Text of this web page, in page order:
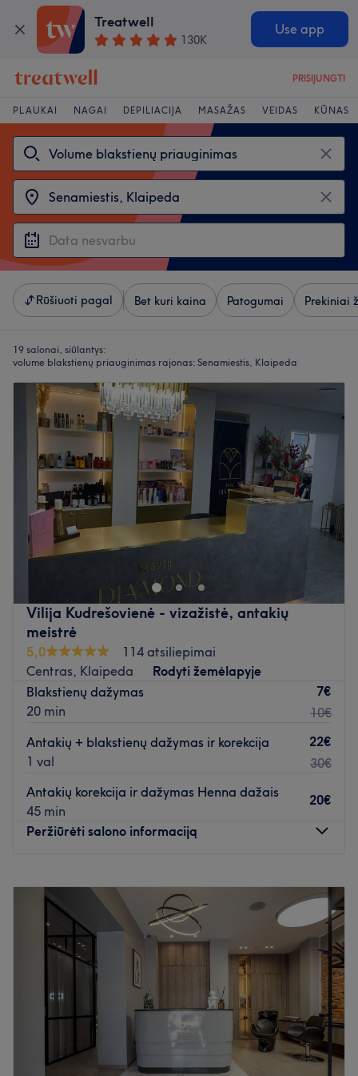
Treatwell
130K
Use app
PRISIJUNGTI
PLAUKAI NAGAI DEPILIACIJA MASAŽAS VEIDAS KŪNAS
Rūšiuoti pagal Bet kuri kaina Patogumai Prekiniai
19 salonai, siūlantys:
volume blakstienų priauginimas rajonas: Senamiestis, Klaipeda
Vilija Kudrešovienė - vizažistė, antakių
meistrė
5,0
114 atsiliepimai
Centras, Klaipeda
Rodyti žemėlapyje
Blakstienų dažymas
20 min
7€
10€
Antakių + blakstienų dažymas ir korekcija
1 val
22€
30€
Antakių korekcija ir dažymas Henna dažais
45 min
20€
Peržiūrėti salono informaciją
Antradienis
Trečiadienis
08:30 –19:00
Ketvirtadienis
Penktadienis
08:30–19:00
Šeštadienis
06:30
Sekmadienis
Palepinkite save pas Viliją Kudrešovienę - vizažistę,
antakių meistrę, kuri yra įsikūrusi Klaipėdoje "Beauty
Diamonds" studijoje. Profesionalus proginis makiažas,